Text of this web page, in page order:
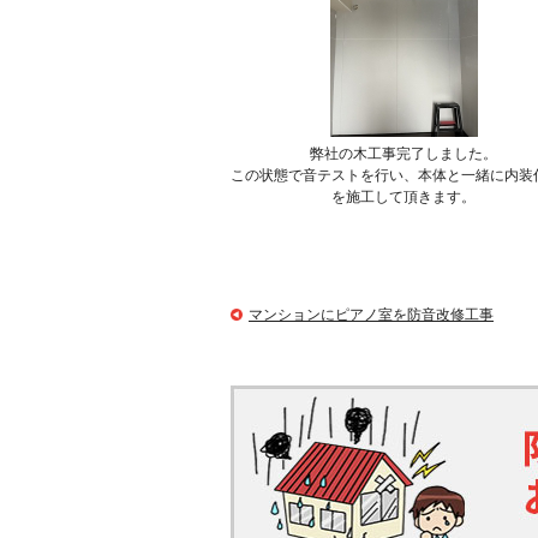
弊社の木工事完了しました。
この状態で音テストを行い、本体と一緒に内装
を施工して頂きます。
マンションにピアノ室を防音改修工事